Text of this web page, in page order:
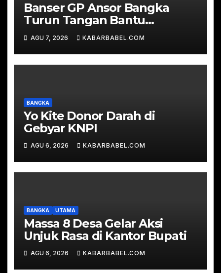
Banser GP Ansor Bangka
Turun Tangan Bantu
Padamkan Karhutla di Hutan
Desa Mapur
AGU 7, 2026 KABARBABEL.COM
BANGKA
Yo Kite Donor Darah di
Gebyar KNPI
AGU 6, 2026 KABARBABEL.COM
BANGKA UTAMA
Massa 8 Desa Gelar Aksi
Unjuk Rasa di Kantor Bupati
AGU 6, 2026 KABARBABEL.COM